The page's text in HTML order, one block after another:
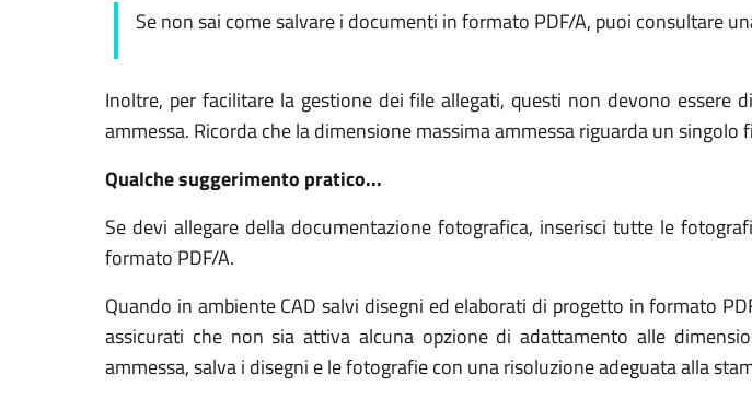
Se non sai come salvare i documenti in formato PDF/A, puoi consultare
Inoltre, per facilitare la gestione dei file allegati, questi non devono essere
ammessa. Ricorda che la dimensione massima ammessa riguarda un singolo
Qualche suggerimento pratico...
Se devi allegare della documentazione fotografica, inserisci tutte le
formato PDF/A.
Quando in ambiente CAD salvi disegni ed elaborati di progetto in formato
assicurati che non sia attiva alcuna opzione di adattamento alle
ammessa, salva i disegni e le fotografie con una risoluzione adeguata alla